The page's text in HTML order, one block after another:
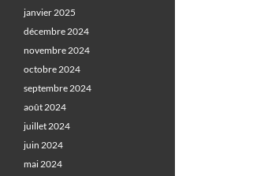
janvier 2025
décembre 2024
novembre 2024
octobre 2024
septembre 2024
août 2024
juillet 2024
juin 2024
mai 2024